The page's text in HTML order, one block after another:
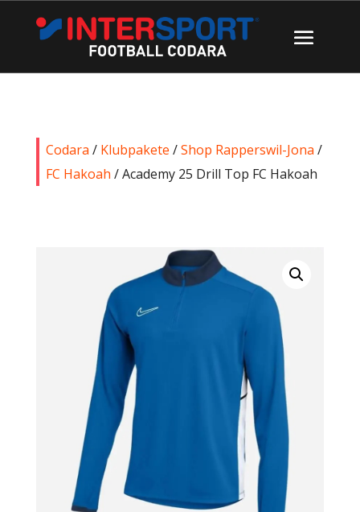
Codara / Klubpakete /Shop Rapperswil-Jona /
FC Hakoah / Academy 25 Drill Top FC Hakoah